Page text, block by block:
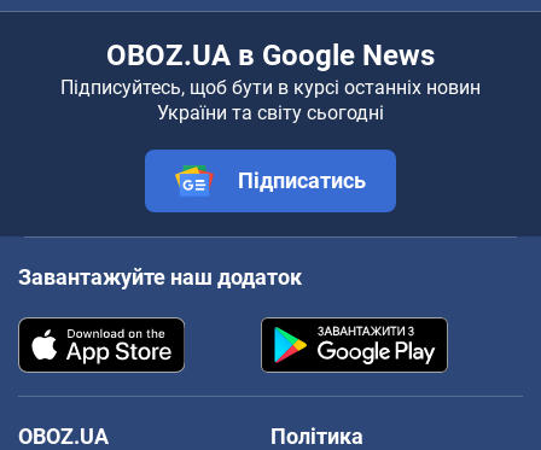
OBOZ.UA в Google News
Підписуйтесь, щоб бути в курсі останніх новин
України та світу сьогодні
Підписатись
Завантажуйте наш додаток
OBOZ.UA
Політика